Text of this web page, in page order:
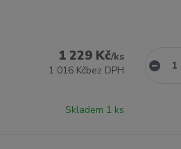
1 229 Kč/ks
1 016 Kčbez DPH
Skladem 1 ks